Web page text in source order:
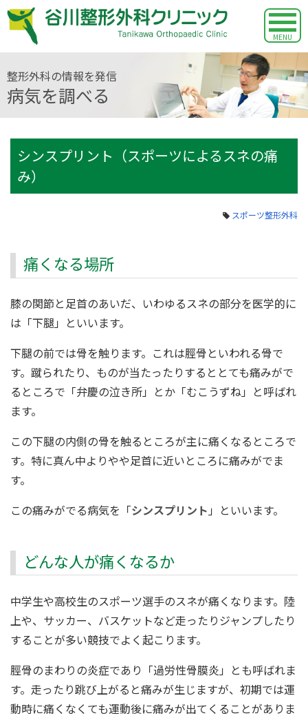
MENU
整形外科の情報を発信
病気を調べる
シンスプリント（スポーツによるスネの痛
み）
スポーツ整形外科
痛くなる場所
膝の関節と足首のあいだ、いわゆるスネの部分を医学的に
は「下腿」といいます。
下腿の前では骨を触ります。これは脛骨といわれる骨で
す。蹴られたり、ものが当たったりするととても痛みがで
るところで「弁慶の泣き所」とか「むこうずね」と呼ばれ
ます。
この下腿の内側の骨を触るところが主に痛くなるところで
す。特に真ん中よりやや足首に近いところに痛みがでま
す。
この痛みがでる病気を「シンスプリント 」といいます。
どんな人が痛くなるか
中学生や高校生のスポーツ選手のスネが痛くなります。陸
上や、サッカー、バスケットなど走ったりジャンプしたり
することが多い競技でよく起こります。
脛骨のまわりの炎症であり「過労性骨膜炎」とも呼ばれま
す。走ったり跳び上がると痛みが生じますが、初期では運
動時に痛くなくても運動後に痛みが出てくることがありま